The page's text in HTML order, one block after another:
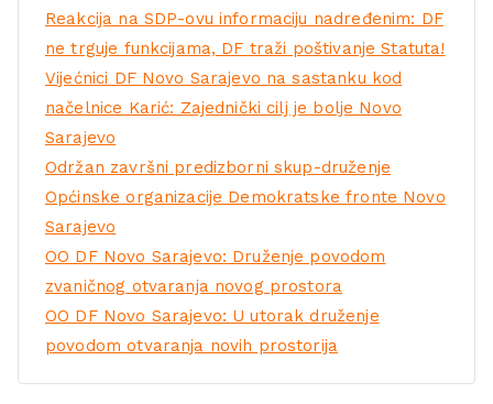
Reakcija na SDP-ovu informaciju nadređenim: DF
ne trguje funkcijama, DF traži poštivanje Statuta!
Vijećnici DF Novo Sarajevo na sastanku kod
načelnice Karić: Zajednički cilj je bolje Novo
Sarajevo
Održan završni predizborni skup-druženje
Općinske organizacije Demokratske fronte Novo
Sarajevo
OO DF Novo Sarajevo: Druženje povodom
zvaničnog otvaranja novog prostora
OO DF Novo Sarajevo: U utorak druženje
povodom otvaranja novih prostorija